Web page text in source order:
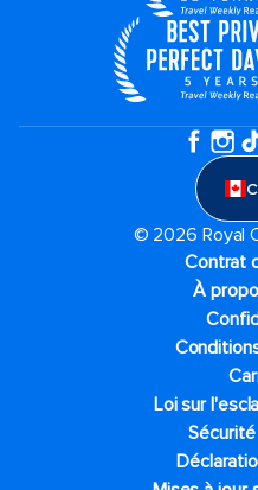
© 2026 Royal
Contrat
À
Loi sur